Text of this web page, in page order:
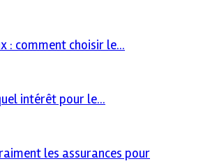
: comment choisir le...
intérêt pour le...
les assurances pour